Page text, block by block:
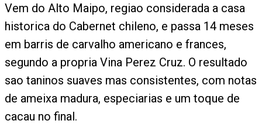
Vem do Alto Maipo, regiao considerada a casa
historica do Cabernet chileno, e passa 14 meses
em barris de carvalho americano e frances,
segundo a propria Vina Perez Cruz. O resultado
sao taninos suaves mas consistentes, com notas
de ameixa madura, especiarias e um toque de
cacau no final.